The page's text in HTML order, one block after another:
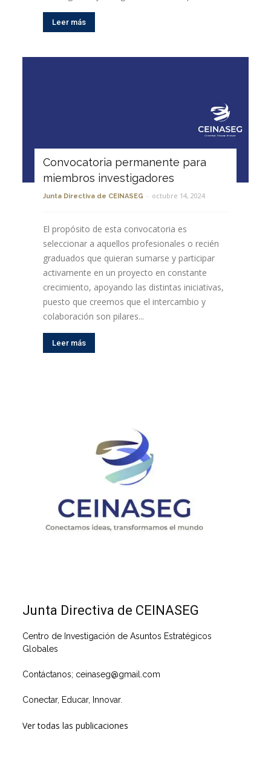
Leer más
Convocatoria permanente para
miembros investigadores
Junta Directiva de CEINASEG - octubre 14, 2024
El propósito de esta convocatoria es
seleccionar a aquellos profesionales o recién
graduados que quieran sumarse y participar
activamente en un proyecto en constante
crecimiento, apoyando las distintas iniciativas,
puesto que creemos que el intercambio y
colaboración son pilares...
Leer más
Junta Directiva de CEINASEG
Centro de Investigación de Asuntos Estratégicos
Globales
Contáctanos; ceinaseg@gmail.com
Conectar, Educar, Innovar.
Ver todas las publicaciones